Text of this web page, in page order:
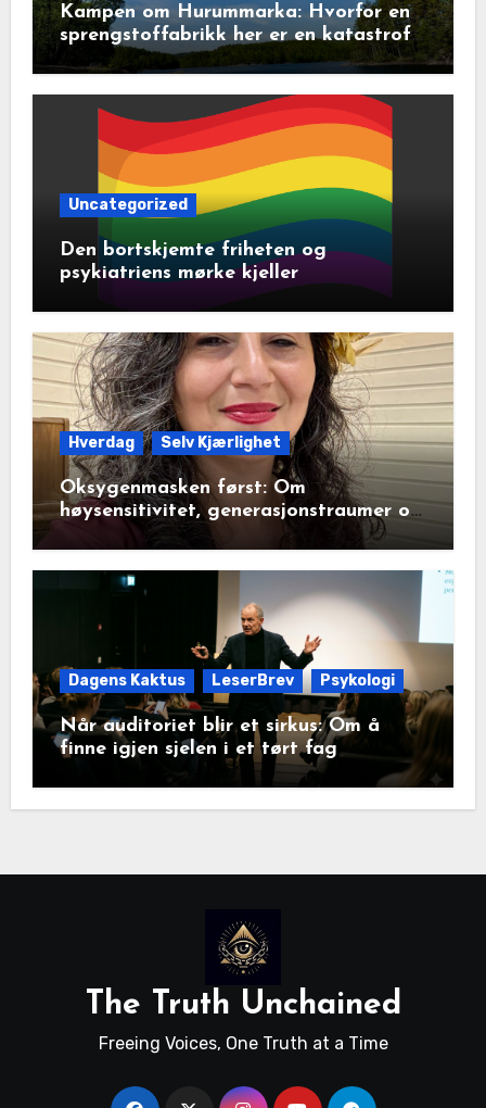
Kampen om Hurummarka: Hvorfor en
sprengstoffabrikk her er en katastrofe
for natur og lokalsamfunn
Uncategorized
Den bortskjemte friheten og
psykiatriens mørke kjeller
Hverdag Selv Kjærlighet
Oksygenmasken først: Om
høysensitivitet, generasjonstraumer og
det disiplinerte tunnelsynet
Dagens Kaktus LeserBrev Psykologi
Når auditoriet blir et sirkus: Om å
finne igjen sjelen i et tørt fag
The Truth Unchained
Freeing Voices, One Truth at a Time